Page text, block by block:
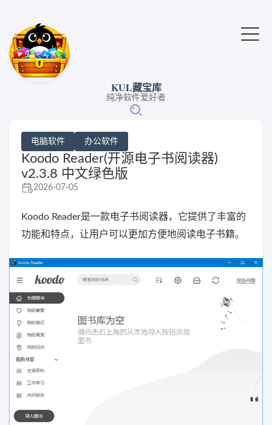
KUL藏宝库
纯净软件爱好者
电脑软件 办公软件
Koodo Reader(开源电子书阅读器)
v2.3.8 中文绿色版
2026-07-05
Koodo Reader是一款电子书阅读器，它提供了丰富的
功能和特点，让用户可以更加方便地阅读电子书籍。